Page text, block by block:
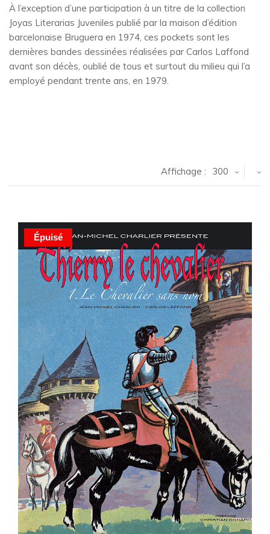
À l’exception d’une participation à un titre de la collection
Joyas Literarias Juveniles publié par la maison d’édition
barcelonaise Bruguera en 1974, ces pockets sont les
dernières bandes dessinées réalisées par Carlos Laffond
avant son décès, oublié de tous et surtout du milieu qui l’a
employé pendant trente ans, en 1979.
Affichage : 300
Épuisé